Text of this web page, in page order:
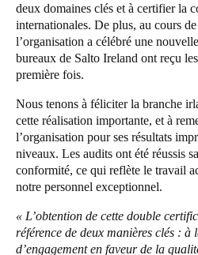
deux domaines clés et à certifier la
internationales. De plus, au cours de
l’organisation a célébré une
bureaux de Salto Ireland ont reçu
première fois.
Nous tenons à féliciter la branche
cette réalisation importante, et à
l’organisation pour ses résultats
niveaux. Les audits ont été réussis
conformité, ce qui reflète le travail
notre personnel exceptionnel.
« L’obtention de cette double
référence de deux manières clés : à
d’engagement en faveur de la